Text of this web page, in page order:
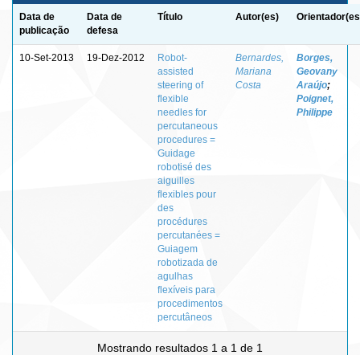
Data de
publicação
Data de
defesa
Título Autor(es)
10-Set-2013 19-Dez-2012
Robot-
assisted
steering of
flexible
needles for
percutaneous
procedures =
Guidage
robotisé des
aiguilles
flexibles pour
des
procédures
percutanées =
Guiagem
robotizada de
agulhas
flexíveis para
procedimentos
percutâneos
Bernardes,
Mariana
Costa
Borges,
Geovany
Araújo;
Poignet,
Philippe
Mostrando resultados 1 a 1 de 1